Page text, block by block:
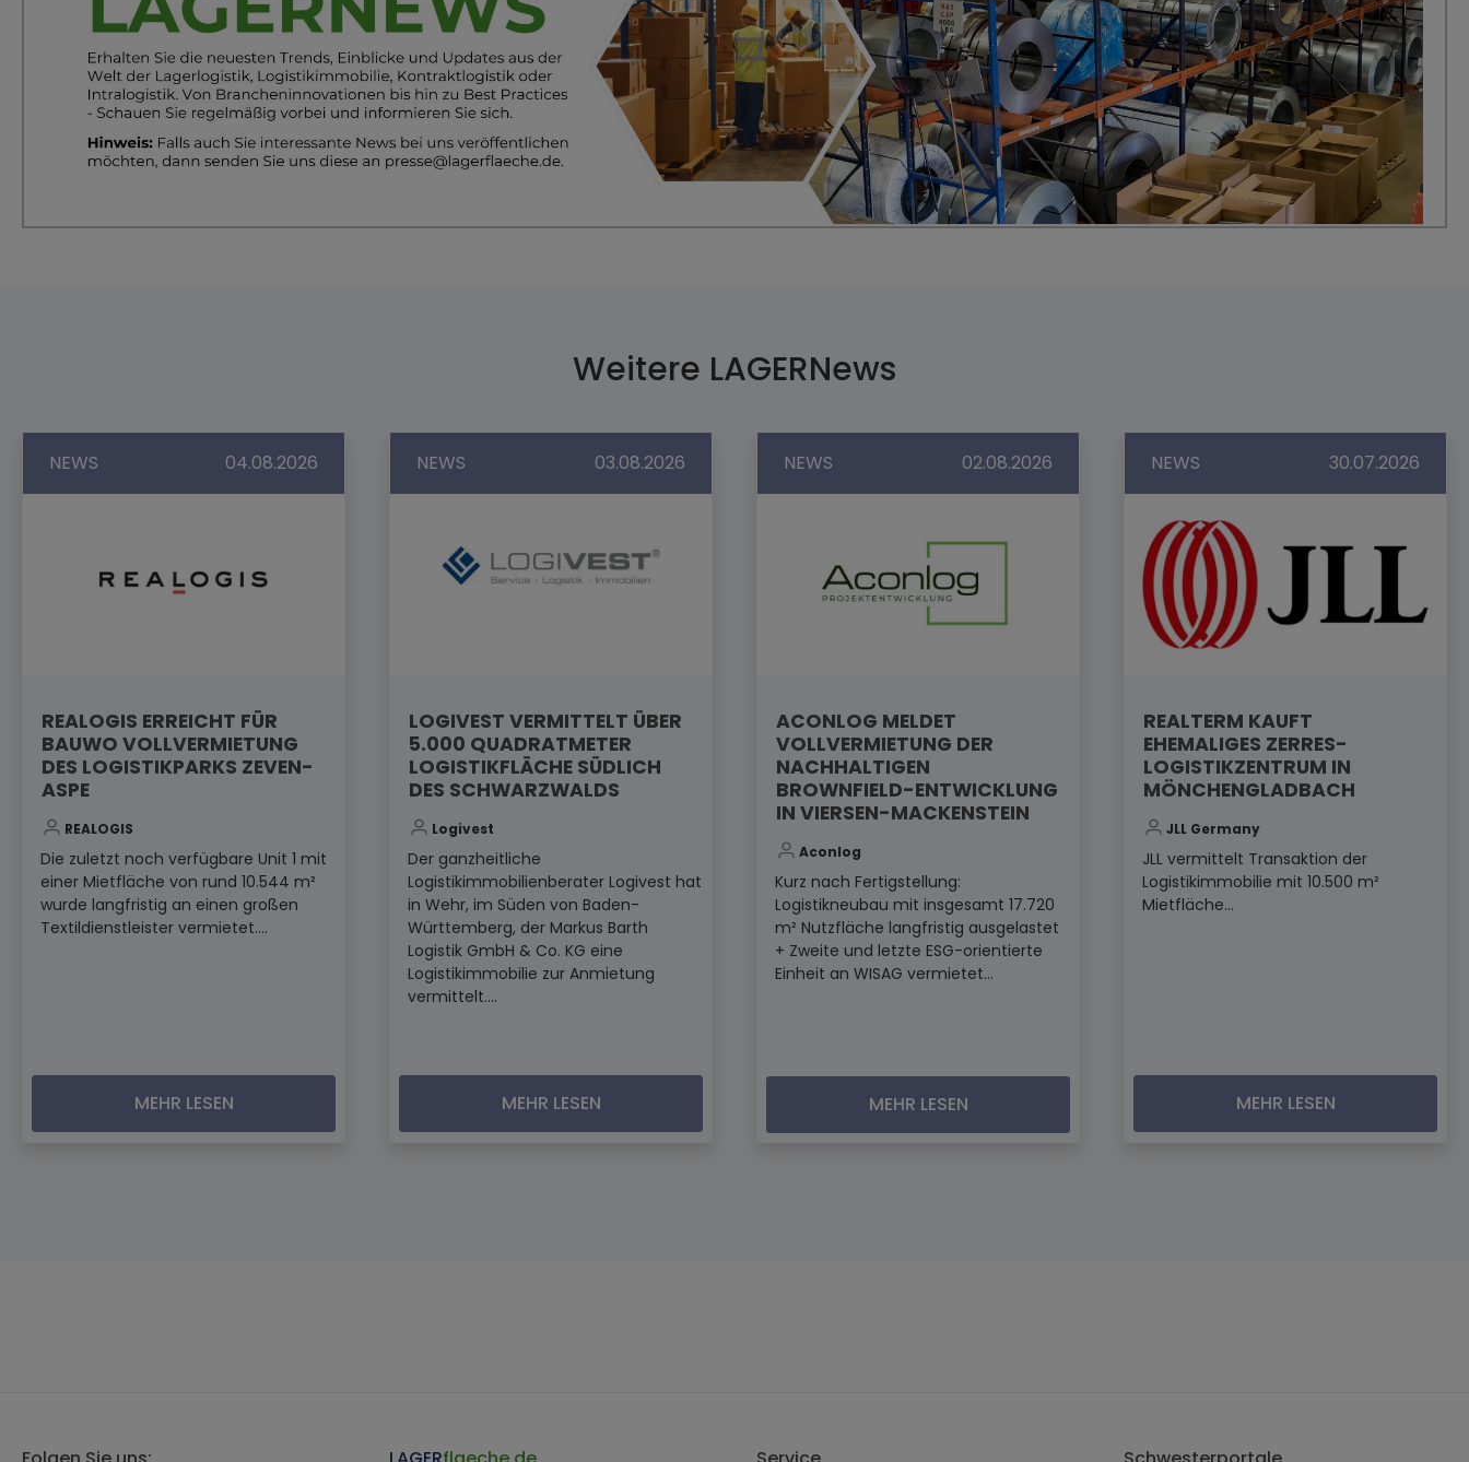
Weitere LAGERNews
NEWS 04.08.2026
REALOGIS ERREICHT FÜR
BAUWO VOLLVERMIETUNG
DES LOGISTIKPARKS ZEVEN-
ASPE
REALOGIS
Die zuletzt noch verfügbare Unit 1 mit
einer Mietfläche von rund 10.544 m²
wurde langfristig an einen großen
Textildienstleister vermietet....
MEHR LESEN
NEWS 03.08.2026
LOGIVEST VERMITTELT ÜBER
5.000 QUADRATMETER
LOGISTIKFLÄCHE SÜDLICH
DES SCHWARZWALDS
Logivest
Der ganzheitliche
Logistikimmobilienberater Logivest hat
in Wehr, im Süden von Baden-
Württemberg, der Markus Barth
Logistik GmbH & Co. KG eine
Logistikimmobilie zur Anmietung
vermittelt....
MEHR LESEN
NEWS 02.08.2026
ACONLOG MELDET
VOLLVERMIETUNG DER
NACHHALTIGEN
BROWNFIELD-ENTWICKLUNG
IN VIERSEN-MACKENSTEIN
Aconlog
Kurz nach Fertigstellung:
Logistikneubau mit insgesamt 17.720
m² Nutzfläche langfristig ausgelastet
+ Zweite und letzte ESG-orientierte
Einheit an WISAG vermietet...
MEHR LESEN
NEWS 30.07.2026
REALTERM KAUFT
EHEMALIGES ZERRES-
LOGISTIKZENTRUM IN
MÖNCHENGLADBACH
JLL Germany
JLL vermittelt Transaktion der
Logistikimmobilie mit 10.500 m²
Mietfläche...
MEHR LESEN